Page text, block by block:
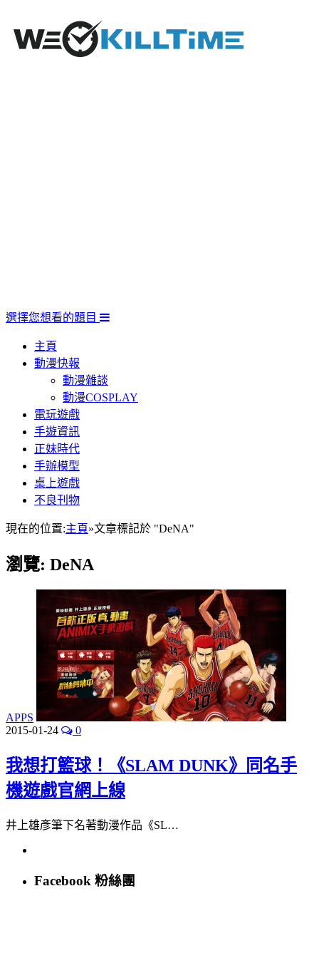
選擇您想看的題目
主頁
動漫快報
動漫雜談
動漫COSPLAY
電玩遊戲
手遊資訊
正妹時代
手辦模型
桌上遊戲
不良刊物
現在的位置:主頁»文章標記於 "DeNA"
瀏覽: DeNA
APPS
2015-01-24
0
我想打籃球！《SLAM DUNK》同名手
機遊戲官網上線
井上雄彥筆下名著動漫作品《SL…
Facebook 粉絲團